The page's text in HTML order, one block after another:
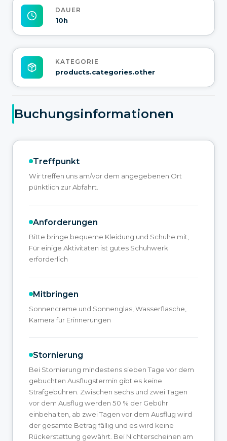
DAUER
10h
KATEGORIE
products.categories.other
Buchungsinformationen
Treffpunkt
Wir treffen uns am/vor dem angegebenen Ort
pünktlich zur Abfahrt.
Anforderungen
Bitte bringe bequeme Kleidung und Schuhe mit,
Für einige Aktivitäten ist gutes Schuhwerk
erforderlich
Mitbringen
Sonnencreme und Sonnenglas, Wasserflasche,
Kamera für Erinnerungen
Stornierung
Bei Stornierung mindestens sieben Tage vor dem
gebuchten Ausflugstermin gibt es keine
Strafgebühren. Zwischen sechs und zwei Tagen
vor dem Ausflug werden 50 % der Gebühr
einbehalten, ab zwei Tagen vor dem Ausflug wird
der gesamte Betrag fällig und es wird keine
Rückerstattung gewährt. Bei Nichterscheinen am